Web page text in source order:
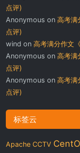
点评)
Anonymous on 高考满
点评)
wind on 高考满分作文
Anonymous on 高考满
点评)
Anonymous on 高考满
点评)
标签云
Apache CCTV